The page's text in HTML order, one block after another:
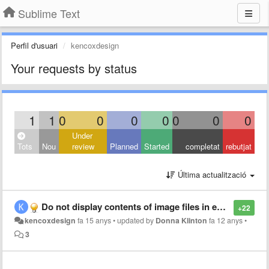
Sublime Text
Perfil d'usuari kencoxdesign
Your requests by status
1 1 0 0 0 0 0 0 0
Tots Nou
Under
review
Planned Started completat rebutjat
Última actualització
+22
Do not display contents of image files in editor
kencoxdesign fa 15 anys•updated by Donna Klinton fa 12 anys•
3